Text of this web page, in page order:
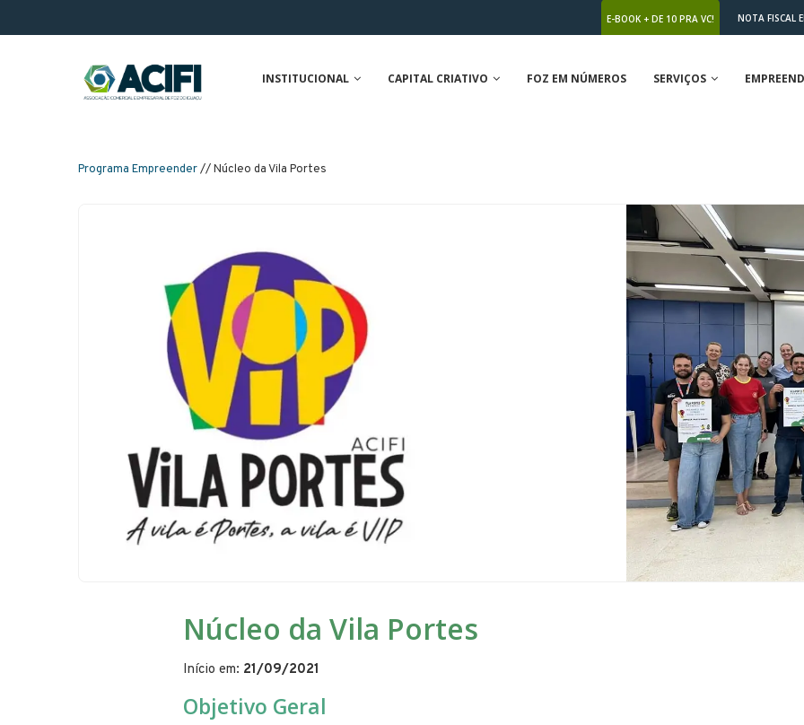
E-BOOK + DE 10 PRA VC! NOTA FISCAL
INSTITUCIONAL CAPITAL CRIATIVO FOZ EM NÚMEROS SERVIÇOS
Programa Empreender// Núcleo da Vila Portes
Núcleo da Vila Portes
Início em: 21/09/2021
Objetivo Geral